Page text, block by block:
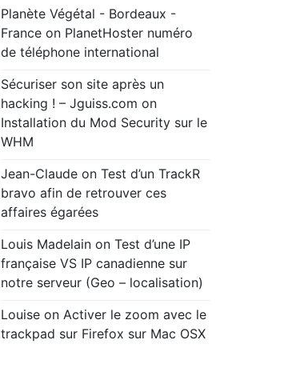
Planète Végétal - Bordeaux -
Franceon PlanetHoster numéro
de téléphone international
Sécuriser son site après un
hacking ! – Jguiss.com on
Installation du Mod Security sur le
WHM
Jean-Claudeon Test d’un TrackR
bravo afin de retrouver ces
affaires égarées
Louis Madelainon Test d’une IP
française VS IP canadienne sur
notre serveur (Geo – localisation)
Louiseon Activer le zoom avec le
trackpad sur Firefox sur Mac OSX